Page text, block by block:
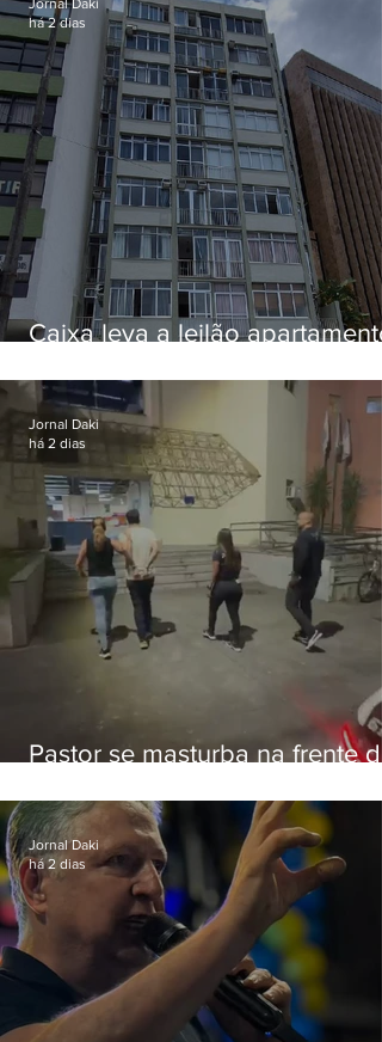
Caixa leva a leilão apartamento
Botafogo
há 2 dias
Pastor se masturba na frente de
Jornal Daki
há 2 dias
Jornal Daki
há 2 dias